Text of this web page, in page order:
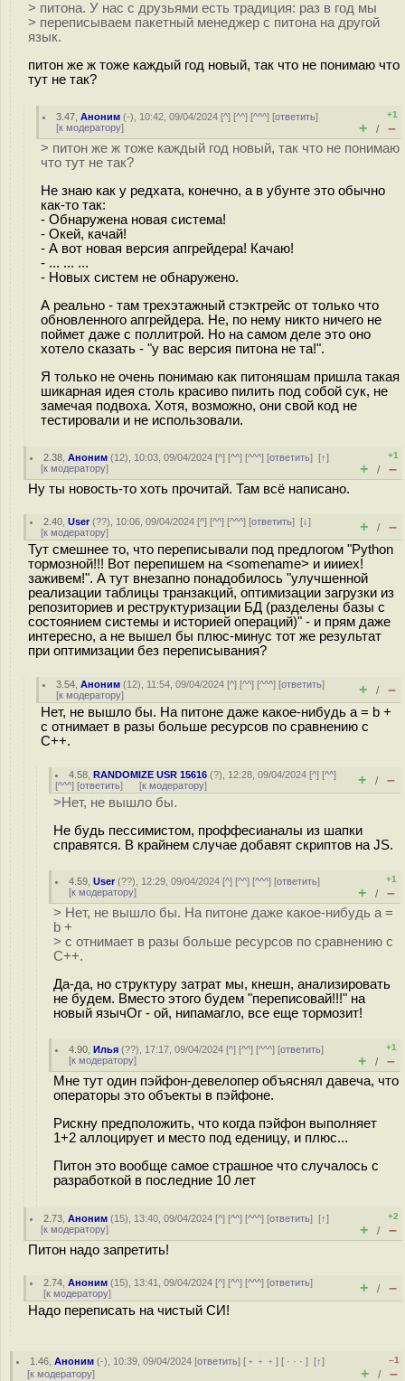
> питона. У нас с друзьями есть традиция: раз в год мы
> переписываем пакетный менеджер с питона на другой
язык.
питон же ж тоже каждый год новый, так что не понимаю что
тут не так?
3.47 ,Аноним (-), 10:42, 09/04/2024 [^] [^^] [^^^] [ответить]
[к модератору]
+1
+ / –
> питон же ж тоже каждый год новый, так что не понимаю
что тут не так?
Не знаю как у редхата, конечно, а в убунте это обычно
как-то так:
- Обнаружена новая система!
- Окей, качай!
- А вот новая версия апгрейдера! Качаю!
- ... ... ...
- Новых систем не обнаружено.
А реально - там трехэтажный стэктрейс от только что
обновленного апгрейдера. Не, по нему никто ничего не
поймет даже с поллитрой. Но на самом деле это оно
хотело сказать - "у вас версия питона не та!".
Я только не очень понимаю как питоняшам пришла такая
шикарная идея столь красиво пилить под собой сук, не
замечая подвоха. Хотя, возможно, они свой код не
тестировали и не использовали.
2.38 ,Аноним (12), 10:03, 09/04/2024 [^] [^^] [^^^] [ответить][↑]
[к модератору]
+1
+ / –
Ну ты новость-то хоть прочитай. Там всё написано.
2.40 ,User(??), 10:06, 09/04/2024 [^] [^^] [^^^] [ответить][↓]
[к модератору] + / –
Тут смешнее то, что переписывали под предлогом "Python
тормозной!!! Вот перепишем на <somename> и иииех!
заживем!". А тут внезапно понадобилось "улучшенной
реализации таблицы транзакций, оптимизации загрузки из
репозиториев и реструктуризации БД (разделены базы с
состоянием системы и историей операций)" - и прям даже
интересно, а не вышел бы плюс-минус тот же результат
при оптимизации без переписывания?
3.54 ,Аноним (12), 11:54, 09/04/2024 [^] [^^] [^^^] [ответить]
[к модератору] + / –
Нет, не вышло бы. На питоне даже какое-нибудь a = b +
c отнимает в разы больше ресурсов по сравнению с
C++.
4.58 ,RANDOMIZE USR 15616 (?), 12:28, 09/04/2024 [^] [^^]
[^^^] [ответить] [к модератору] + / –
>Нет, не вышло бы.
Не будь пессимистом, проффесианалы из шапки
справятся. В крайнем случае добавят скриптов на JS.
4.59 ,User(??), 12:29, 09/04/2024 [^] [^^] [^^^] [ответить]
[к модератору]
+1
+ / –
> Нет, не вышло бы. На питоне даже какое-нибудь a =
b +
> c отнимает в разы больше ресурсов по сравнению с
C++.
Да-да, но структуру затрат мы, кнешн, анализировать
не будем. Вместо этого будем "переписовай!!!" на
новый язычОг - ой, нипамагло, все еще тормозит!
4.90 ,Илья (??), 17:17, 09/04/2024 [^] [^^] [^^^] [ответить]
[к модератору]
+1
+ / –
Мне тут один пэйфон-девелопер объяснял давеча, что
операторы это объекты в пэйфоне.
Рискну предположить, что когда пэйфон выполняет
1+2 аллоцирует и место под еденицу, и плюс...
Питон это вообще самое страшное что случалось с
разработкой в последние 10 лет
2.73 ,Аноним (15), 13:40, 09/04/2024 [^] [^^] [^^^] [ответить][↑]
[к модератору]
+2
+ / –
Питон надо запретить!
2.74 ,Аноним (15), 13:41, 09/04/2024 [^] [^^] [^^^] [ответить]
[к модератору] + / –
Надо переписать на чистый СИ!
1.46 ,Аноним (-), 10:39, 09/04/2024 [ответить] [ ﹢﹢﹢] [ · · ·][↑]
[к модератору]
–1
+ / –